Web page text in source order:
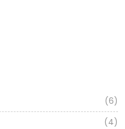
(6)
(4)